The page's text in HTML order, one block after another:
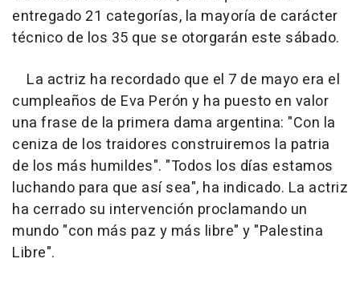
entregado 21 categorías, la mayoría de carácter
técnico de los 35 que se otorgarán este sábado.
La actriz ha recordado que el 7 de mayo era el
cumpleaños de Eva Perón y ha puesto en valor
una frase de la primera dama argentina: "Con la
ceniza de los traidores construiremos la patria
de los más humildes". "Todos los días estamos
luchando para que así sea", ha indicado. La actriz
ha cerrado su intervención proclamando un
mundo "con más paz y más libre" y "Palestina
Libre".